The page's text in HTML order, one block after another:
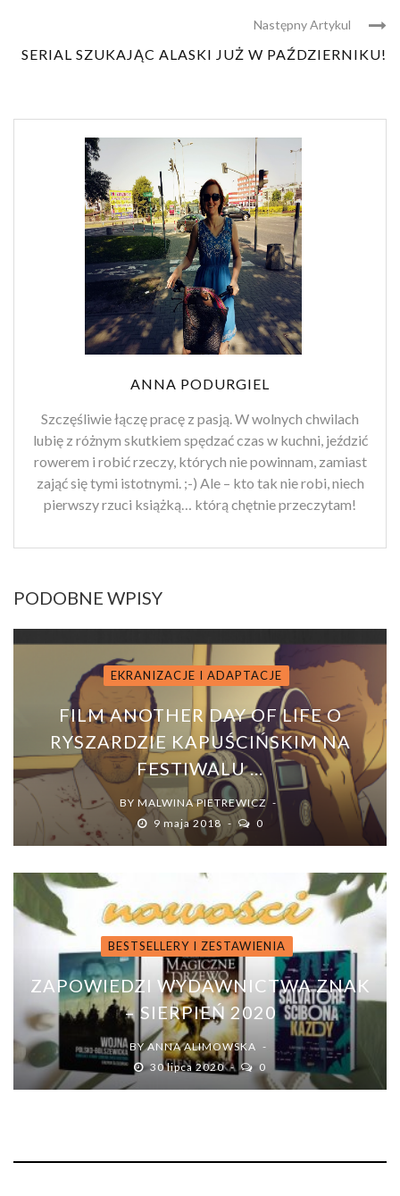
Następny Artykul
SERIAL SZUKAJĄC ALASKI JUŻ W PAŹDZIERNIKU!
ANNA PODURGIEL
Szczęśliwie łączę pracę z pasją. W wolnych chwilach
lubię z różnym skutkiem spędzać czas w kuchni, jeździć
rowerem i robić rzeczy, których nie powinnam, zamiast
zająć się tymi istotnymi. ;-) Ale – kto tak nie robi, niech
pierwszy rzuci książką… którą chętnie przeczytam!
PODOBNE WPISY
EKRANIZACJE I ADAPTACJE
FILM ANOTHER DAY OF LIFE O
RYSZARDZIE KAPUŚCIŃSKIM NA
FESTIWALU ...
BY MALWINA PIETREWICZ
9 maja 2018
0
BESTSELLERY I ZESTAWIENIA
ZAPOWIEDZI WYDAWNICTWA ZNAK
– SIERPIEŃ 2020
BYANNA ALIMOWSKA
30 lipca 2020
0